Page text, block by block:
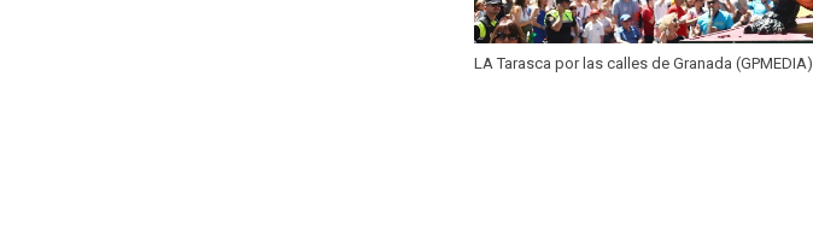
LA Tarasca por las calles de Granada (GPMEDIA)